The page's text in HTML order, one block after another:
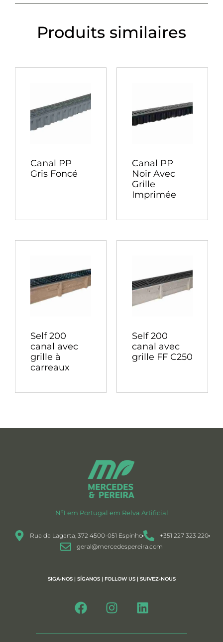
Produits similaires
Canal PP
Gris Foncé
Canal PP
Noir Avec
Grille
Imprimée
Self 200
canal avec
grille à
carreaux
Self 200
canal avec
grille FF C250
Nº1 em Portugal em Relva Artificial
Rua da Lagarta, 372 4500-051 Espinho
+351 227 323 220
geral@mercedespereira.com
SIGA-NOS | SÍGANOS | FOLLOW US | SUIVEZ-NOUS